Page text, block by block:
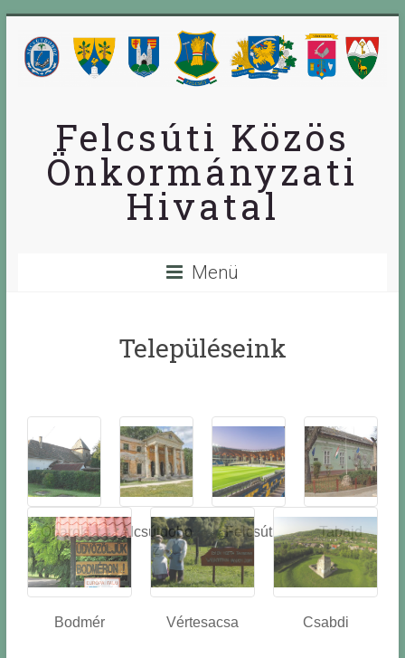
Felcsúti Közös
Önkormányzati
Hivatal
Menü
Településeink
Óbarok
Alcsútdobo
z
Felcsút Tabajd
Bodmér Vértesacsa Csabdi